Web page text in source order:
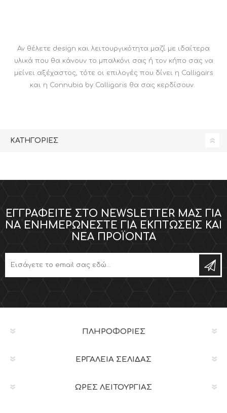
Αν θέλετε design και λειτουργικότητα μαζί με ιδαίτερα
υλικά που θα κάνουν το μπαλκόνι σας ή τον κήπο σας να
μείνει αξέχαστος, τότε οι επιλογές που δίνει η Calligairs
και η Connubia by Calligaris θα σας κερδίσουν.
ΚΑΤΗΓΟΡΊΕΣ
ΕΓΓΡΑΦΕΊΤΕ ΣΤΟ NEWSLETTER ΜΑΣ ΓΙΑ
ΝΑ ΕΝΗΜΕΡΏΝΕΣΤΕ ΓΙΑ ΕΚΠΤΏΣΕΙΣ ΚΑΙ
ΝΈΑ ΠΡΟΪΌΝΤΑ
ΠΛΗΡΟΦΟΡΊΕΣ
ΕΡΓΑΛΕΊΑ ΣΕΛΊΔΑΣ
ΩΡΕΣ ΛΕΙΤΟΥΡΓΙΑΣ